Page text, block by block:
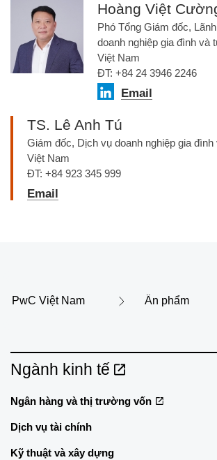
Hoàng Việt
Phó Tổng Giám đốc,
doanh nghiệp gia đình và
Việt Nam
ĐT: +84 24 3946 2246
Email
TS. Lê Anh Tú
Giám đốc, Dịch vụ doanh nghiệp gia
Việt Nam
ĐT: +84 923 345 999
Email
PwC Việt Nam Ấn phẩm
Ngành kinh tế
Ngân hàng và thị trường vốn
Dịch vụ tài chính
Kỹ thuật và xây dựng